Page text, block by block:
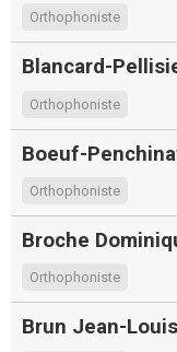
Orthophoniste
Blancard-
Orthophoniste
Boeuf-
Orthophoniste
Broche
Orthophoniste
Brun Jean-Louis